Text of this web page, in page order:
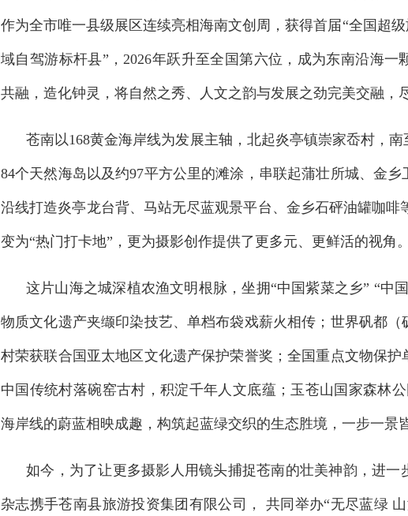
作为全市唯一县级展区连续亮相海南文创周，获得首届“全国超
域自驾游标杆县”，2026年跃升至全国第六位，成为东南沿海
共融，造化钟灵，将自然之秀、人文之韵与发展之劲完美交融，
苍南以168黄金海岸线为发展主轴，北起炎亭镇崇家岙村，南
84个天然海岛以及约97平方公里的滩涂，串联起蒲壮所城、金乡
沿线打造炎亭龙台背、马站无尽蓝观景平台、金乡石砰油罐咖啡
变为“热门打卡地”，更为摄影创作提供了更多元、更鲜活的视角。
这片山海之城深植农渔文明根脉，坐拥“中国紫菜之乡” “中
物质文化遗产夹缬印染技艺、单档布袋戏薪火相传；世界矾都
村荣获联合国亚太地区文化遗产保护荣誉奖；全国重点文物保
中国传统村落碗窑古村，积淀千年人文底蕴；玉苍山国家森林
海岸线的蔚蓝相映成趣，构筑起蓝绿交织的生态胜境，一步一景
如今，为了让更多摄影人用镜头捕捉苍南的壮美神韵，进一
杂志携手苍南县旅游投资集团有限公司， 共同举办“无尽蓝绿